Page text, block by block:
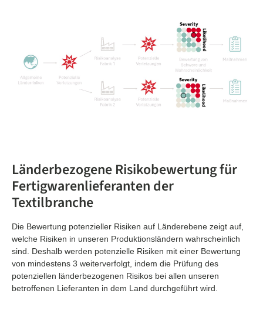
Länderbezogene Risikobewertung für
Fertigwarenlieferanten der
Textilbranche
Die Bewertung potenzieller Risiken auf Länderebene zeigt auf,
welche Risiken in unseren Produktionsländern wahrscheinlich
sind. Deshalb werden potenzielle Risiken mit einer Bewertung
von mindestens 3 weiterverfolgt, indem die Prüfung des
potenziellen länderbezogenen Risikos bei allen unseren
betroffenen Lieferanten in dem Land durchgeführt wird.